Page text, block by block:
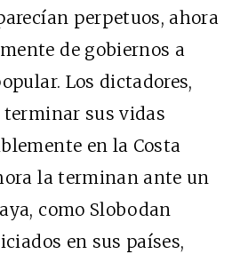
perpetuos, ahora
de gobiernos a
Los dictadores,
terminar sus vidas
en la Costa
la terminan ante un
como Slobodan
en sus países,